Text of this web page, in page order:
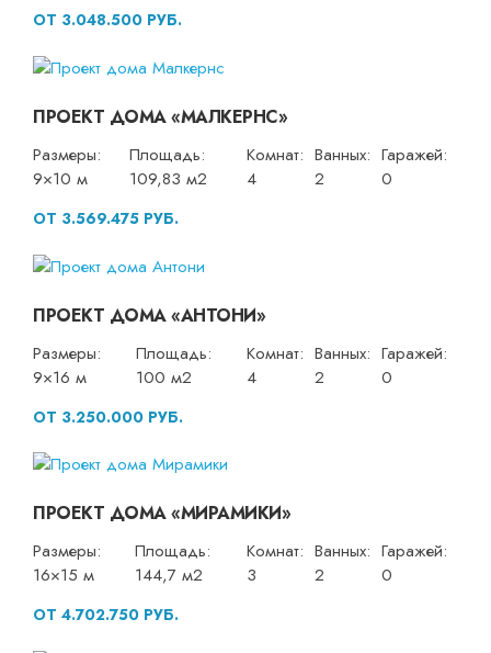
ОТ 3.048.500 РУБ.
ПРОЕКТ ДОМА «МАЛКЕРНС»
Размеры:
9×10 м
Площадь:
109,83 м2
Комнат:
4
Ванных:
2
Гаражей:
0
ОТ 3.569.475 РУБ.
ПРОЕКТ ДОМА «АНТОНИ»
Размеры:
9×16 м
Площадь:
100 м2
Комнат:
4
Ванных:
2
Гаражей:
0
ОТ 3.250.000 РУБ.
ПРОЕКТ ДОМА «МИРАМИКИ»
Размеры:
16×15 м
Площадь:
144,7 м2
Комнат:
3
Ванных:
2
Гаражей:
0
ОТ 4.702.750 РУБ.